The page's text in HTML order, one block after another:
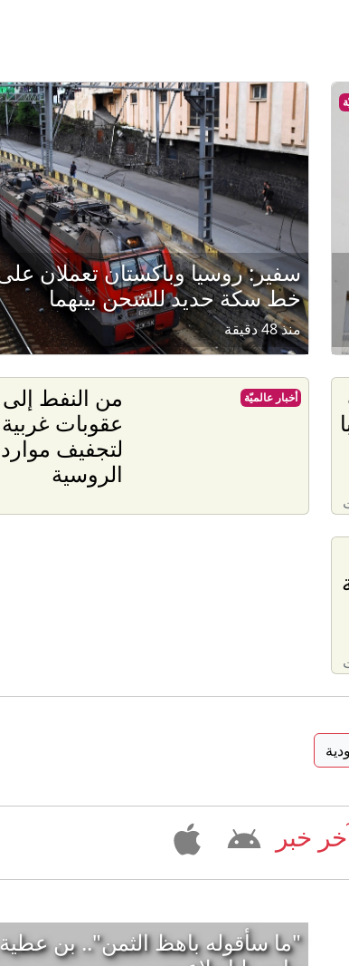
سفير: روسيا وباكستان تعملان
خط سكة حديد للشحن بينهما
منذ 48 دقيقة
من النفط
عقوبات
لتجفيف
الروسية
أخبار عالميّة
خبر
"ما سأقوله باهظ الثمن".. بن عطية